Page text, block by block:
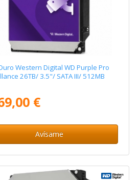
Western Digital WD Purple Pro
26TB/ 3.5"/ SATA III/ 512MB
€
Avísame